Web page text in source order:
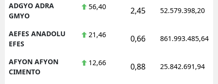
ADGYO ADRA
GMYO
56,40 2,45 52.579.398,20
AEFES ANADOLU
EFES
21,46 0,66 861.993.485,64
AFYON AFYON
CIMENTO
12,66 0,88 25.842.691,94